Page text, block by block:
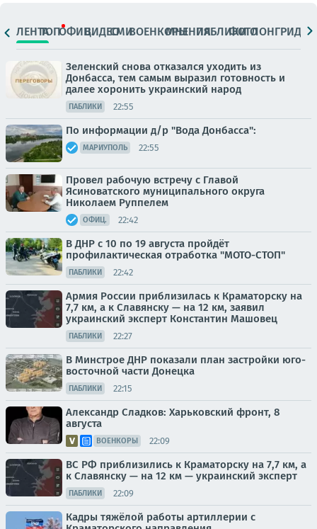
ЛЕНТАТОПОФИЦ.ВИДЕОСМИВОЕНКОРЫМНЕНИЯПАБЛИКИ
ФОТОЛОНГРИДЫ
Зеленский снова отказался уходить из
Донбасса, тем самым выразил готовность и
далее хоронить украинский народ
ПАБЛИКИ 22:55
По информации д/р "Вода Донбасса":
МАРИУПОЛЬ 22:55
Провел рабочую встречу с Главой
Ясиноватского муниципального округа
Николаем Руппелем
ОФИЦ. 22:42
В ДНР с 10 по 19 августа пройдёт
профилактическая отработка "МОТО-СТОП"
ПАБЛИКИ 22:42
Армия России приблизилась к Краматорску на
7,7 км, а к Славянску — на 12 км, заявил
украинский эксперт Константин Машовец
ПАБЛИКИ 22:27
В Минстрое ДНР показали план застройки юго-
восточной части Донецка
ПАБЛИКИ 22:15
Александр Сладков: Харьковский фронт, 8
августа
ВОЕНКОРЫ 22:09
ВС РФ приблизились к Краматорску на 7,7 км, а
к Славянску — на 12 км — украинский эксперт
ПАБЛИКИ 22:09
Кадры тяжёлой работы артиллерии с